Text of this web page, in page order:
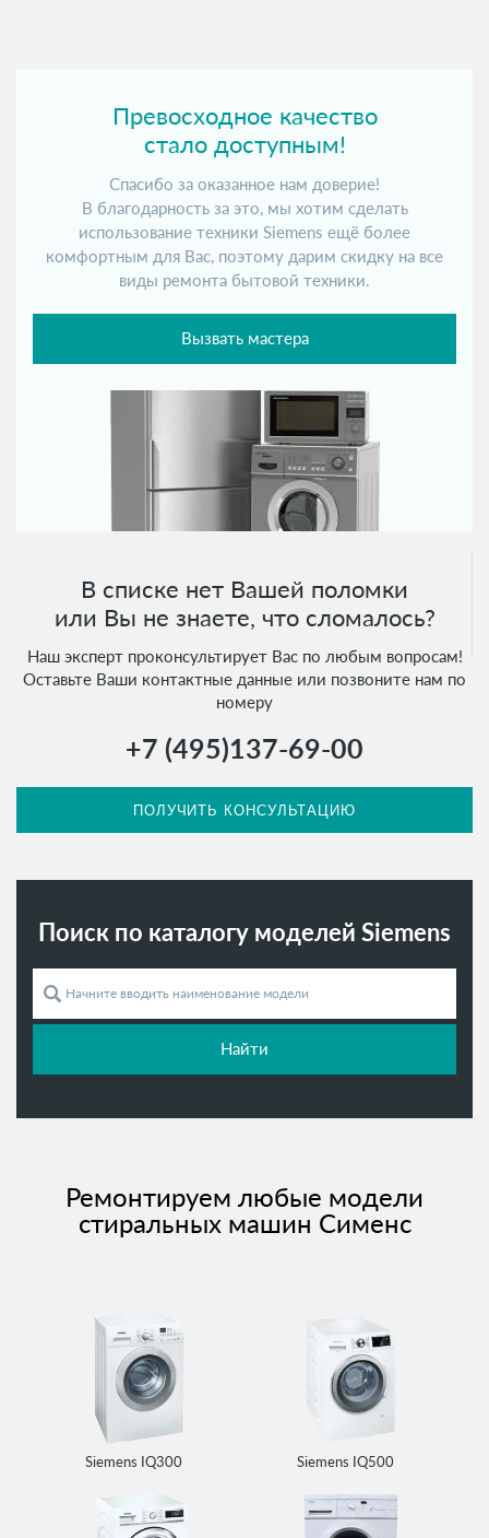
Превосходное качество
стало доступным!
Спасибо за оказанное нам доверие!
В благодарность за это, мы хотим сделать
использование техники Siemens ещё более
комфортным для Вас, поэтому дарим скидку на все
виды ремонта бытовой техники.
Вызвать мастера
В списке нет Вашей поломки
или Вы не знаете, что сломалось?
Наш эксперт проконсультирует Вас по любым вопросам!
Оставьте Ваши контактные данные или позвоните нам по
номеру
+7 (495)137-69-00
ПОЛУЧИТЬ КОНСУЛЬТАЦИЮ
Поиск по каталогу моделей Siemens
Найти
Ремонтируем любые модели
стиральных машин Сименс
Siemens IQ300 Siemens IQ500